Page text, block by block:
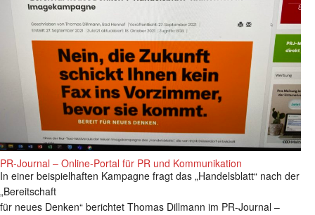
PR-Journal – Online-Portal für PR und Kommunikation
In einer beispielhaften Kampagne fragt das „Handelsblatt“ nach der
„Bereitschaft
für neues Denken“ berichtet Thomas Dillmann im PR-Journal –